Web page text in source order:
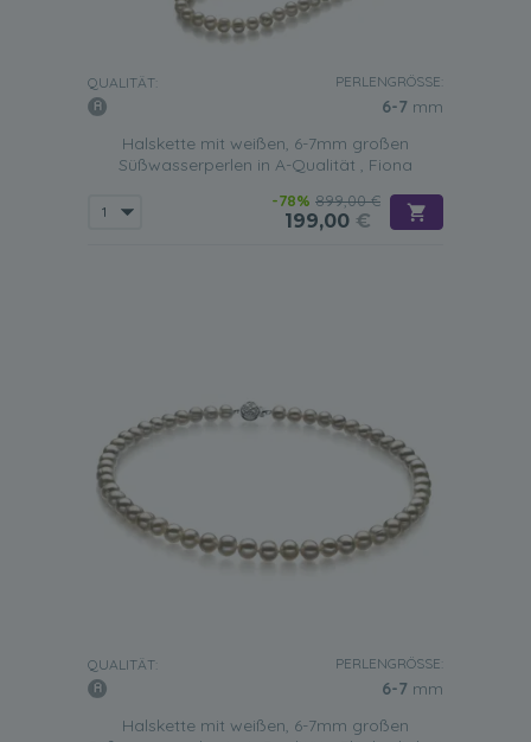
QUALITÄT: PERLENGRÖSSE:
6-7 mm
Halskette mit weißen, 6-7mm großen
Süßwasserperlen in A-Qualität , Fiona
-78% 899,00 €
199,00 €
QUALITÄT: PERLENGRÖSSE:
6-7 mm
Halskette mit weißen, 6-7mm großen